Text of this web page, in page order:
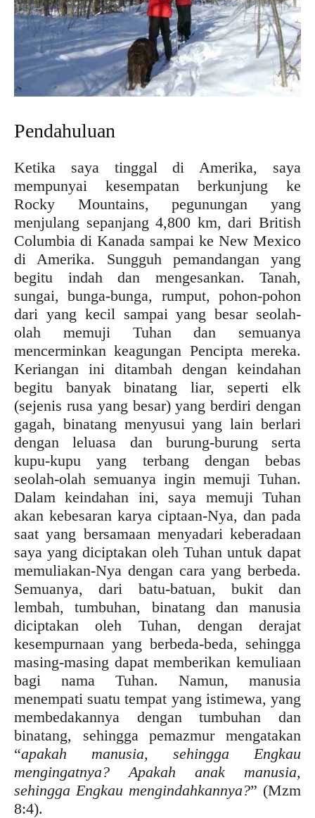
Pendahuluan
Ketika saya tinggal di Amerika, saya
mempunyai kesempatan berkunjung ke
Rocky Mountains, pegunungan yang
menjulang sepanjang 4,800 km, dari British
Columbia di Kanada sampai ke New Mexico
di Amerika. Sungguh pemandangan yang
begitu indah dan mengesankan. Tanah,
sungai, bunga-bunga, rumput, pohon-pohon
dari yang kecil sampai yang besar seolah-
olah memuji Tuhan dan semuanya
mencerminkan keagungan Pencipta mereka.
Keriangan ini ditambah dengan keindahan
begitu banyak binatang liar, seperti elk
(sejenis rusa yang besar) yang berdiri dengan
gagah, binatang menyusui yang lain berlari
dengan leluasa dan burung-burung serta
kupu-kupu yang terbang dengan bebas
seolah-olah semuanya ingin memuji Tuhan.
Dalam keindahan ini, saya memuji Tuhan
akan kebesaran karya ciptaan-Nya, dan pada
saat yang bersamaan menyadari keberadaan
saya yang diciptakan oleh Tuhan untuk dapat
memuliakan-Nya dengan cara yang berbeda.
Semuanya, dari batu-batuan, bukit dan
lembah, tumbuhan, binatang dan manusia
diciptakan oleh Tuhan, dengan derajat
kesempurnaan yang berbeda-beda, sehingga
masing-masing dapat memberikan kemuliaan
bagi nama Tuhan. Namun, manusia
menempati suatu tempat yang istimewa, yang
membedakannya dengan tumbuhan dan
binatang, sehingga pemazmur mengatakan
“apakah manusia, sehingga Engkau
mengingatnya? Apakah anak manusia,
sehingga Engkau mengindahkannya?” (Mzm
8:4).